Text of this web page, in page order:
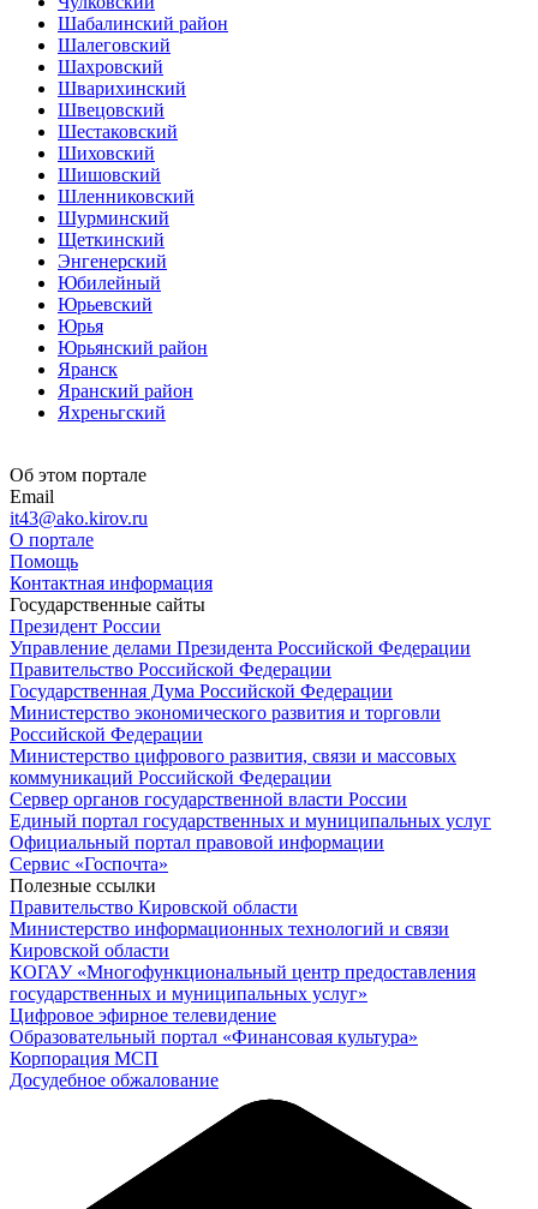
Шабалинский район
Шалеговский
Шахровский
Шварихинский
Швецовский
Шестаковский
Шиховский
Шишовский
Шленниковский
Шурминский
Щеткинский
Энгенерский
Юбилейный
Юрьевский
Юрья
Юрьянский район
Яранск
Яранский район
Яхреньгский
Об этом портале
Email
it43@ako.kirov.ru
О портале
Помощь
Контактная информация
Государственные сайты
Президент России
Управление делами Президента Российской Федерации
Правительство Российской Федерации
Государственная Дума Российской Федерации
Министерство экономического развития и торговли
Российской Федерации
Министерство цифрового развития, связи и массовых
коммуникаций Российской Федерации
Сервер органов государственной власти России
Единый портал государственных и муниципальных услуг
Официальный портал правовой информации
Cервис «Госпочта»
Полезные ссылки
Правительство Кировской области
Министерство информационных технологий и связи
Кировской области
КОГАУ «Многофункциональный центр предоставления
государственных и муниципальных услуг»
Цифровое эфирное телевидение
Образовательный портал «Финансовая культура»
Корпорация МСП
Досудебное обжалование